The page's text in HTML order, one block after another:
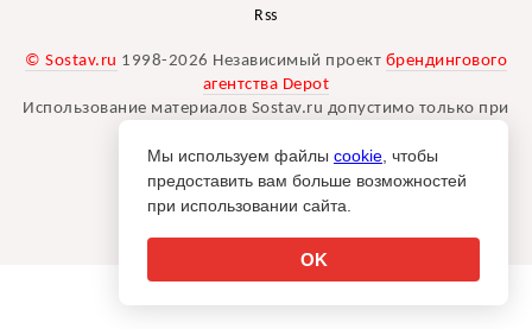
Rss
© Sostav.ru 1998-2026 Независимый проект брендингового
агентства Depot
Использование материалов Sostav.ru допустимо только при
Дизайн сайта -Liqium.
18+
Мы используем файлы cookie , чтобы
предоставить вам больше возможностей
при использовании сайта.
OK